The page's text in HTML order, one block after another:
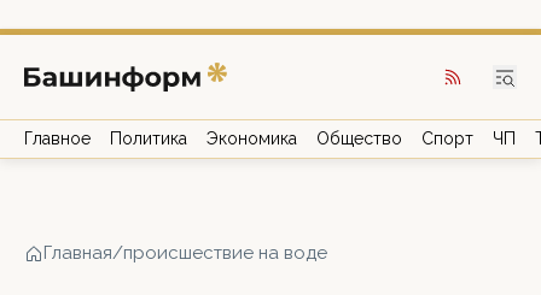
Главное Политика Экономика Общество Спорт ЧП
Главная/происшествие на воде